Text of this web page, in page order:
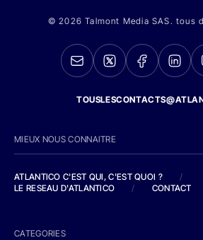
© 2026 Talmont Media SAS. tous
MIEUX NOUS CONNAITRE
ATLANTICO C'EST QUI, C'EST QUOI ?
/
LE RESEAU D'ATLANTICO
/ CONTACT
CATEGORIES